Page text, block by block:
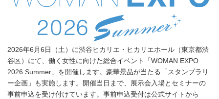
2026年6月6日（土）に渋谷ヒカリエ・ヒカリエホール（東京都渋
谷区）にて、働く女性に向けた総合イベント「WOMAN EXPO
2026 Summer」を開催します。豪華景品が当たる「スタンプラリ
ー企画」も実施します。開催当日まで、展示会入場とセミナーの
事前申込を受け付けています。事前申込受付は公式サイトから